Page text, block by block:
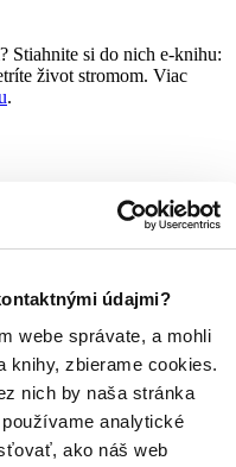
údajmi?
webe správate, a mohli
knihy, zbierame cookies.
nich by naša stránka
analytické
ako náš web
Stiahnite si do nich e-knihu:
život stromom. Viac
.
na sklade, máme však
mať rýchlo, ponáhľajte sa!